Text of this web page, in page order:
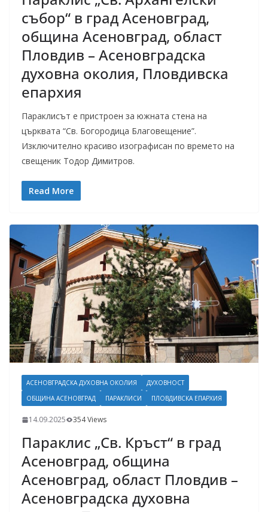
събор“ в град Асеновград,
община Асеновград, област
Пловдив – Асеновградска
духовна околия, Пловдивска
епархия
Параклисът е пристроен за южната стена на
църквата “Св. Богородица Благовещение”.
Изключително красиво изографисан по времето на
свещеник Тодор Димитров.
Read More
АСЕНОВГРАДСКА ДУХОВНА ОКОЛИЯ
ДУХОВНОСТ
ОБЩИНА АСЕНОВГРАД
ПАРАКЛИСИ ПЛОВДИВСКА ЕПАРХИЯ
14.09.2025 354 Views
Параклис „Св. Кръст“ в град
Асеновград, община
Асеновград, област Пловдив –
Асеновградска духовна